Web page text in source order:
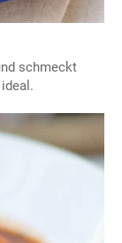
schmeckt